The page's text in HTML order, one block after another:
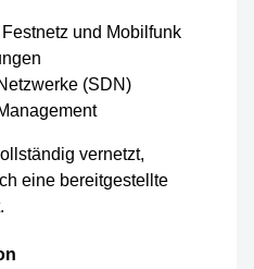
und Mobilfunk
(SDN)